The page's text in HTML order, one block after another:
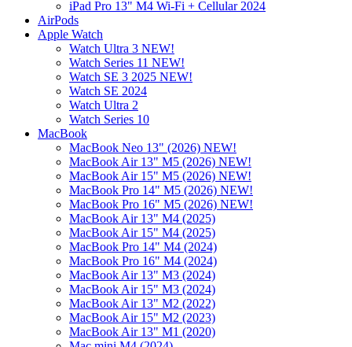
iPad Pro 13" M4 Wi-Fi + Cellular 2024
AirPods
Apple Watch
Watch Ultra 3 NEW!
Watch Series 11 NEW!
Watch SE 3 2025 NEW!
Watch SE 2024
Watch Ultra 2
Watch Series 10
MacBook
MacBook Neo 13" (2026) NEW!
MacBook Air 13" M5 (2026) NEW!
MacBook Air 15" M5 (2026) NEW!
MacBook Pro 14" M5 (2026) NEW!
MacBook Pro 16" M5 (2026) NEW!
MacBook Air 13" M4 (2025)
MacBook Air 15" M4 (2025)
MacBook Pro 14" M4 (2024)
MacBook Pro 16" M4 (2024)
MacBook Air 13" M3 (2024)
MacBook Air 15" M3 (2024)
MacBook Air 13" M2 (2022)
MacBook Air 15" M2 (2023)
MacBook Air 13" M1 (2020)